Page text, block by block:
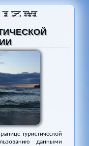
туристической
данными